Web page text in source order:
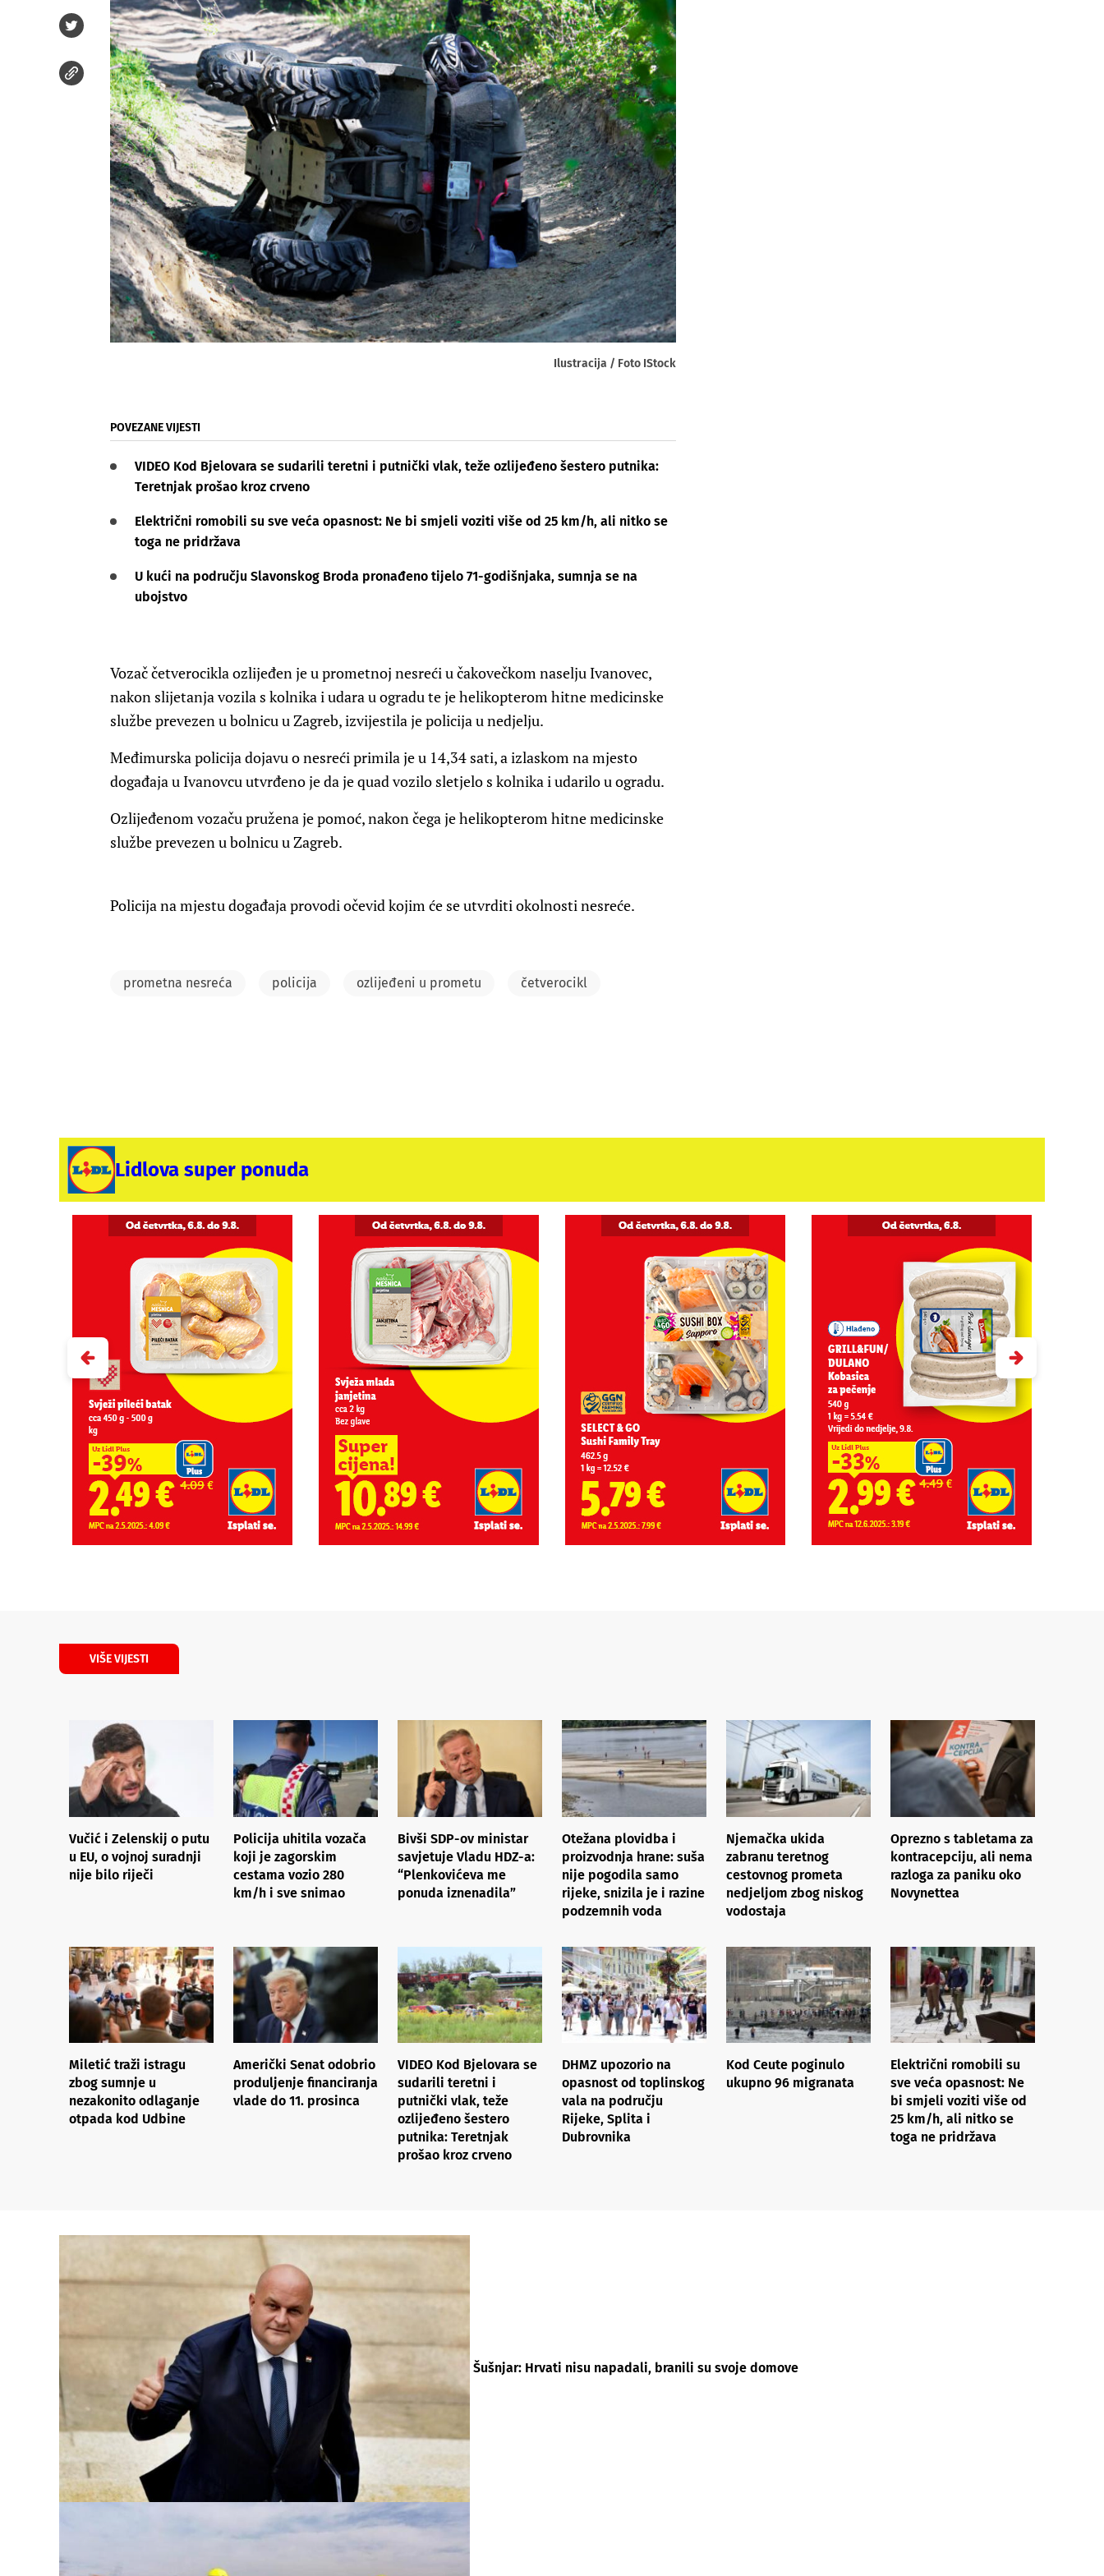
Ilustracija / Foto IStock
POVEZANE VIJESTI
VIDEO Kod Bjelovara se sudarili teretni i putnički vlak, teže ozlijeđeno šestero putnika:
Teretnjak prošao kroz crveno
Električni romobili su sve veća opasnost: Ne bi smjeli voziti više od 25 km/h, ali nitko se
toga ne pridržava
U kući na području Slavonskog Broda pronađeno tijelo 71-godišnjaka, sumnja se na
ubojstvo
Vozač četverocikla ozlijeđen je u prometnoj nesreći u čakovečkom naselju Ivanovec,
nakon slijetanja vozila s kolnika i udara u ogradu te je helikopterom hitne medicinske
službe prevezen u bolnicu u Zagreb, izvijestila je policija u nedjelju.
Međimurska policija dojavu o nesreći primila je u 14,34 sati, a izlaskom na mjesto
događaja u Ivanovcu utvrđeno je da je quad vozilo sletjelo s kolnika i udarilo u ogradu.
Ozlijeđenom vozaču pružena je pomoć, nakon čega je helikopterom hitne medicinske
službe prevezen u bolnicu u Zagreb.
Policija na mjestu događaja provodi očevid kojim će se utvrditi okolnosti nesreće.
prometna nesreća policija ozlijeđeni u prometu četverocikl
Lidlova super ponuda
VIŠE VIJESTI
Vučić i Zelenskij o putu
u EU, o vojnoj suradnji
nije bilo riječi
Policija uhitila vozača
koji je zagorskim
cestama vozio 280
km/h i sve snimao
Bivši SDP-ov ministar
savjetuje Vladu HDZ-a:
“Plenkovićeva me
ponuda iznenadila”
Otežana plovidba i
proizvodnja hrane: suša
nije pogodila samo
rijeke, snizila je i razine
podzemnih voda
Njemačka ukida
zabranu teretnog
cestovnog prometa
nedjeljom zbog niskog
vodostaja
Oprezno s tabletama za
kontracepciju, ali nema
razloga za paniku oko
Novynettea
Miletić traži istragu
zbog sumnje u
nezakonito odlaganje
otpada kod Udbine
Američki Senat odobrio
produljenje financiranja
vlade do 11. prosinca
VIDEO Kod Bjelovara se
sudarili teretni i
putnički vlak, teže
ozlijeđeno šestero
putnika: Teretnjak
prošao kroz crveno
DHMZ upozorio na
opasnost od toplinskog
vala na području
Rijeke, Splita i
Dubrovnika
Kod Ceute poginulo
ukupno 96 migranata
Električni romobili su
sve veća opasnost: Ne
bi smjeli voziti više od
25 km/h, ali nitko se
toga ne pridržava
Šušnjar: Hrvati nisu napadali, branili su svoje domove